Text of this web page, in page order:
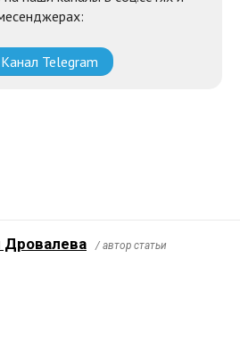
Канал Telegram
Дровалева / автор статьи